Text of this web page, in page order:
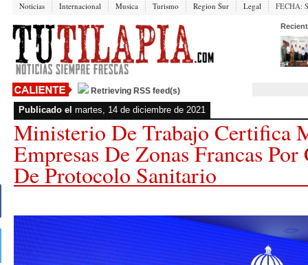
Noticias Internacional Musica Turismo Region Sur Legal FECHA:
Retrieving RSS feed(s)
Publicado el martes, 14 de diciembre de 2021
Ministerio De Trabajo Certifica
Empresas De Zonas Francas
De Protocolo Sanitario